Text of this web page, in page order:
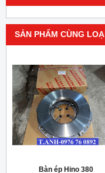
SẢN PHẨM CÙNG LOẠI
Bàn ép Hino 380